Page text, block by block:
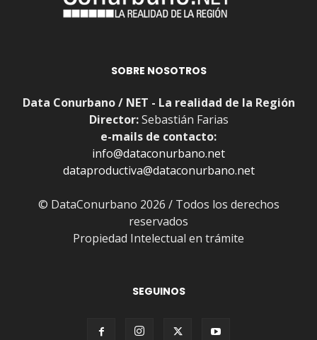
SOBRE NOSOTROS
Data Conurbano / NET - La realidad de la Región
Director:Sebastián Farias
e-mails de contacto:
info@dataconurbano.net
dataproductiva@dataconurbano.net
© DataConurbano 2026 / Todos los derechos
reservados
Propiedad Intelectual en trámite
SEGUINOS